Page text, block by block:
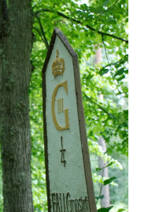
Statistik
För att vi ska
kunna
förbättra
hemsidans
funktionalitet
och
uppbyggnad,
baserat på
hur
hemsidan
används.